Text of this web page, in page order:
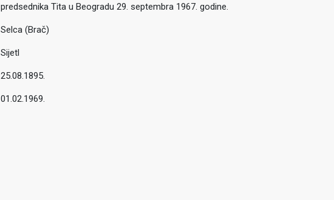
predsednika Tita u Beogradu 29. septembra 1967. godine.
Selca (Brač)
Sijetl
25.08.1895.
01.02.1969.